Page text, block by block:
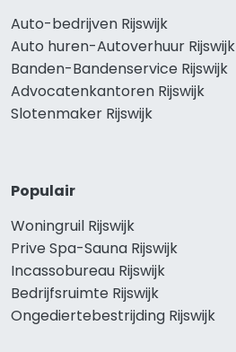
Auto-bedrijven Rijswijk
Auto huren-Autoverhuur Rijswijk
Banden-Bandenservice Rijswijk
Advocatenkantoren Rijswijk
Slotenmaker Rijswijk
Populair
Woningruil Rijswijk
Prive Spa-Sauna Rijswijk
Incassobureau Rijswijk
Bedrijfsruimte Rijswijk
Ongediertebestrijding Rijswijk